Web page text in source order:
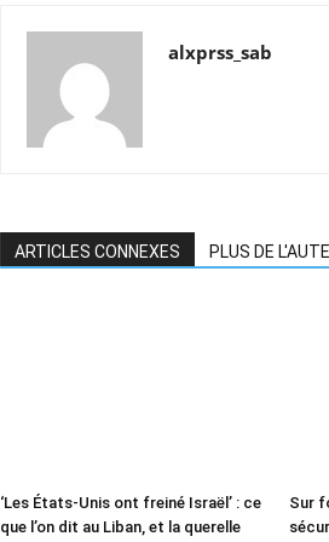
alxprss_sab
ARTICLES CONNEXES PLUS DE
‘Les États-Unis ont freiné Israël’ : ce
que l’on dit au Liban, et la querelle
Sur